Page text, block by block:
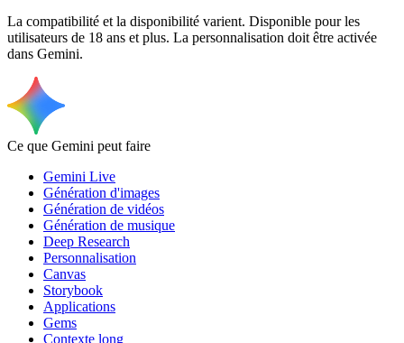
La compatibilité et la disponibilité varient. Disponible pour les
utilisateurs de 18 ans et plus. La personnalisation doit être activée
dans Gemini.
Ce que Gemini peut faire
Gemini Live
Génération d'images
Génération de vidéos
Génération de musique
Deep Research
Personnalisation
Canvas
Storybook
Applications
Gems
Contexte long